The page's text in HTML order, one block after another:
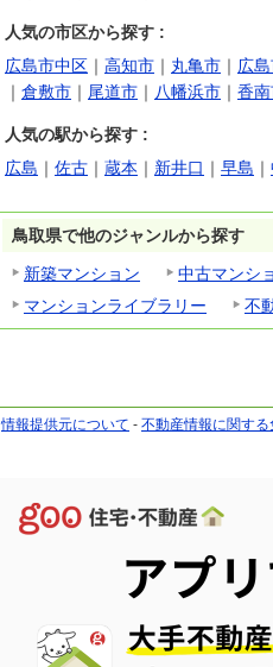
人気の市区から探す :
広島市中区 ｜ 高知市 ｜ 丸亀市 ｜ 広
｜ 倉敷市 ｜ 尾道市 ｜ 八幡浜市 ｜ 香
人気の駅から探す :
広島 ｜ 佐古 ｜ 蔵本 ｜ 新井口 ｜ 早島 ｜
鳥取県で他のジャンルから探す
新築マンション
中古マンシ
マンションライブラリー
不
情報提供元について - 不動産情報に関する